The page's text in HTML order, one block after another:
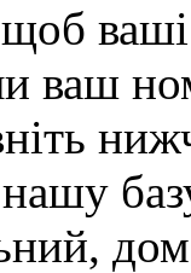
ваші
ваш